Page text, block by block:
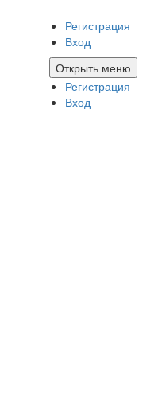
Регистрация
Вход
Открыть меню
Регистрация
Вход